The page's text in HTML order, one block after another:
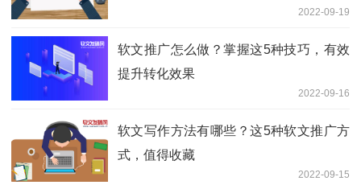
2022-09-19
软文推广怎么做？掌握这5种技巧，有效
提升转化效果
2022-09-16
软文写作方法有哪些？这5种软文推广方
式，值得收藏
2022-09-15